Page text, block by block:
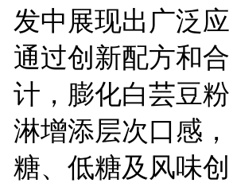
发中展现出广泛应
通过创新配方和
计，膨化白芸豆
淋增添层次口感
糖、低糖及风味